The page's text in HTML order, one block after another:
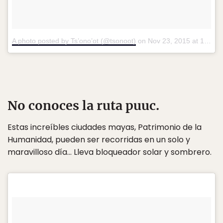
A photo posted by Ts’ono’ot (@tsonoot) on Nov 23, 2015 at 10:11am PST
No conoces la ruta puuc.
Estas increíbles ciudades mayas, Patrimonio de la
Humanidad, pueden ser recorridas en un solo y
maravilloso día… Lleva bloqueador solar y sombrero.